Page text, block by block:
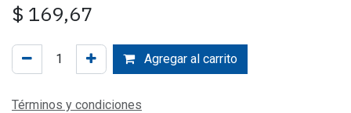
$ 169,67
Agregar al carrito
Términos y condiciones